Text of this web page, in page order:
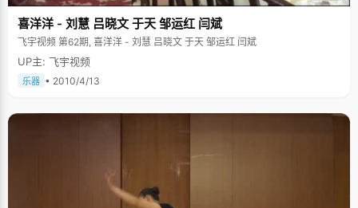
喜洋洋 - 刘慧 吕晓文 于天 邹运红 闫斌
飞宇视频 第62期, 喜洋洋 - 刘慧 吕晓文 于天 邹运红 闫斌
UP主: 飞宇视频
乐器 • 2010/4/13